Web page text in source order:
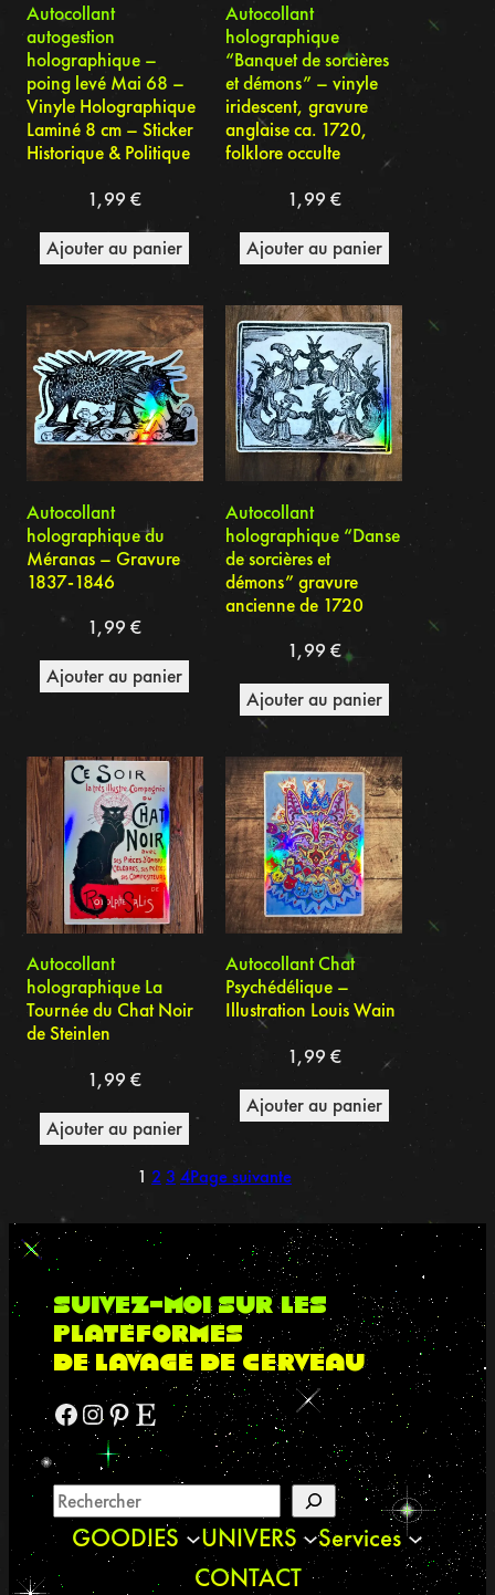
Autocollant
autogestion
holographique –
poing levé Mai 68 –
Vinyle Holographique
Laminé 8 cm – Sticker
Historique & Politique
1,99€
Ajouter au panier
Autocollant
holographique
“Banquet de sorcières
et démons” – vinyle
iridescent, gravure
anglaise ca. 1720,
folklore occulte
1,99 €
Ajouter au panier
Autocollant
holographique du
Méranas – Gravure
1837-1846
1,99€
Ajouter au panier
Autocollant
holographique “Danse
de sorcières et
démons” gravure
ancienne de 1720
1,99 €
Ajouter au panier
Autocollant
holographique La
Tournée du Chat Noir
de Steinlen
1,99€
Ajouter au panier
Autocollant Chat
Psychédélique –
Illustration Louis Wain
1,99 €
Ajouter au panier
1 2 3 4Page suivante
suivez-moi sur les
plateformes
de lavage de cerveau
Facebook Instagram Pinterest Etsy
GOODIES UNIVERS
Services
CONTACT